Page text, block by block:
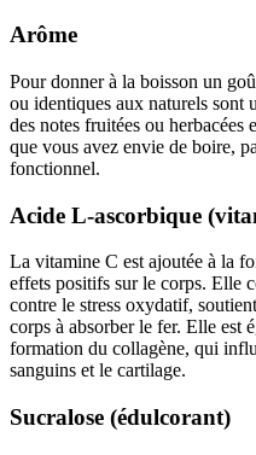
Arôme
Pour donner à la boisson un
ou identiques aux naturels sont
des notes fruitées ou
que vous avez envie de boire,
fonctionnel.
Acide L-ascorbique
La vitamine C est ajoutée à la
effets positifs sur le corps. Elle
contre le stress oxydatif,
corps à absorber le fer. Elle est
formation du collagène, qui
sanguins et le cartilage.
Sucralose (édulcorant)